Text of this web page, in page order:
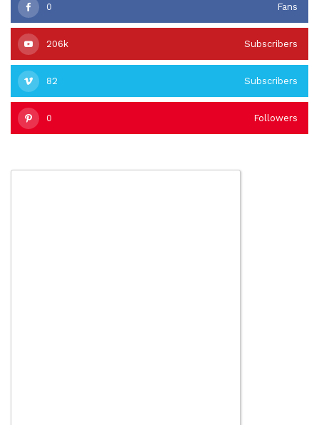
0 Fans
206k Subscribers
82 Subscribers
0 Followers